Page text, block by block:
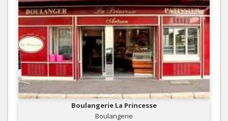
Boulangerie La Princesse
Boulangerie